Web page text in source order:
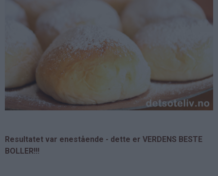
Resultatet var enestående - dette er VERDENS BESTE
BOLLER!!!